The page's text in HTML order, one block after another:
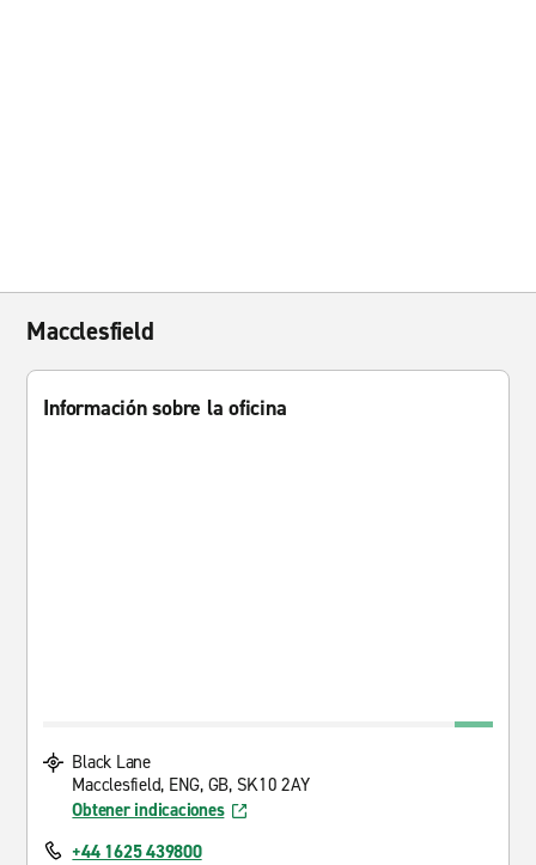
Macclesfield
Información sobre la oficina
Black Lane
Macclesfield, ENG, GB, SK10 2AY
Obtener indicaciones
+44 1625 439800